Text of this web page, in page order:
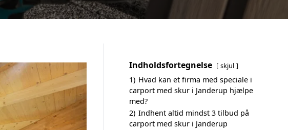
Indholdsfortegnelse skjul
1) Hvad kan et firma med speciale i
carport med skur i Janderup hjælpe
med?
2) Indhent altid mindst 3 tilbud på
carport med skur i Janderup